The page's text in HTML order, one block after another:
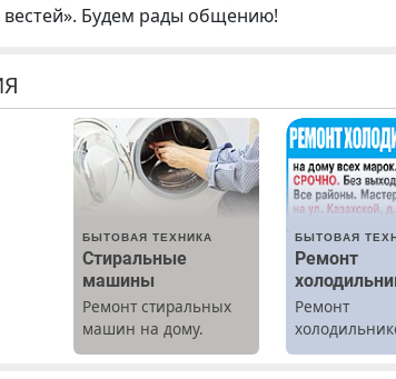
вестей». Будем рады общению!
БЫТОВАЯ ТЕХНИКА
Стиральные
машины
Ремонт стиральных
машин на дому.
Выезд и диагностика
БЫТОВАЯ
Ремонт
Ремонт
марок на